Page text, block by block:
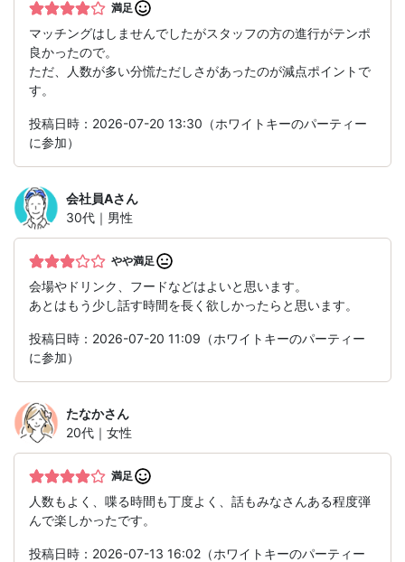
満足
マッチングはしませんでしたがスタッフの方の進行がテンポ
良かったので。
ただ、人数が多い分慌ただしさがあったのが減点ポイントで
す。
投稿日時：2026-07-20 13:30（ホワイトキーのパーティー
に参加）
会社員Aさん
30代｜男性
やや満足
会場やドリンク、フードなどはよいと思います。
あとはもう少し話す時間を長く欲しかったらと思います。
投稿日時：2026-07-20 11:09（ホワイトキーのパーティー
に参加）
たなかさん
20代｜女性
満足
人数もよく、喋る時間も丁度よく、話もみなさんある程度弾
んで楽しかったです。
投稿日時：2026-07-13 16:02（ホワイトキーのパーティー